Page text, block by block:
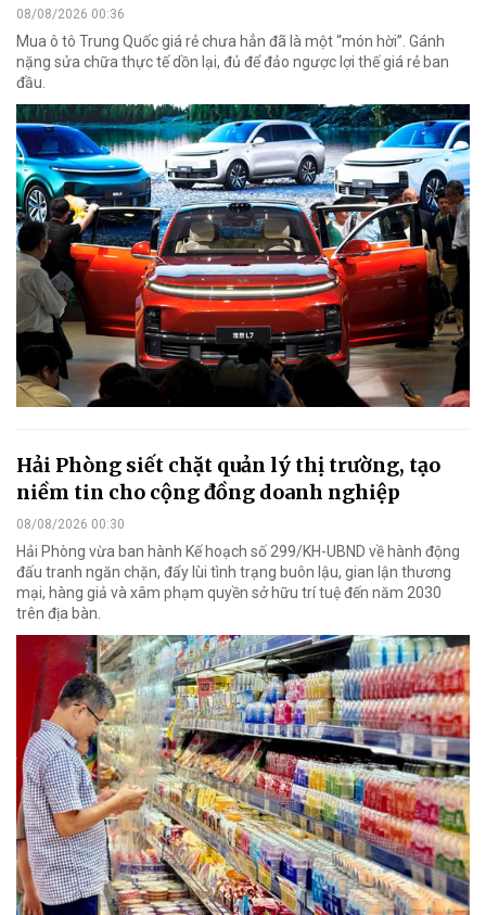
08/08/2026 00:36
Mua ô tô Trung Quốc giá rẻ chưa hẳn đã là một “món hời”. Gánh
nặng sửa chữa thực tế dồn lại, đủ để đảo ngược lợi thế giá rẻ ban
đầu.
Hải Phòng siết chặt quản lý thị trường, tạo
niềm tin cho cộng đồng doanh nghiệp
08/08/2026 00:30
Hải Phòng vừa ban hành Kế hoạch số 299/KH-UBND về hành động
đấu tranh ngăn chặn, đẩy lùi tình trạng buôn lậu, gian lận thương
mại, hàng giả và xâm phạm quyền sở hữu trí tuệ đến năm 2030
trên địa bàn.